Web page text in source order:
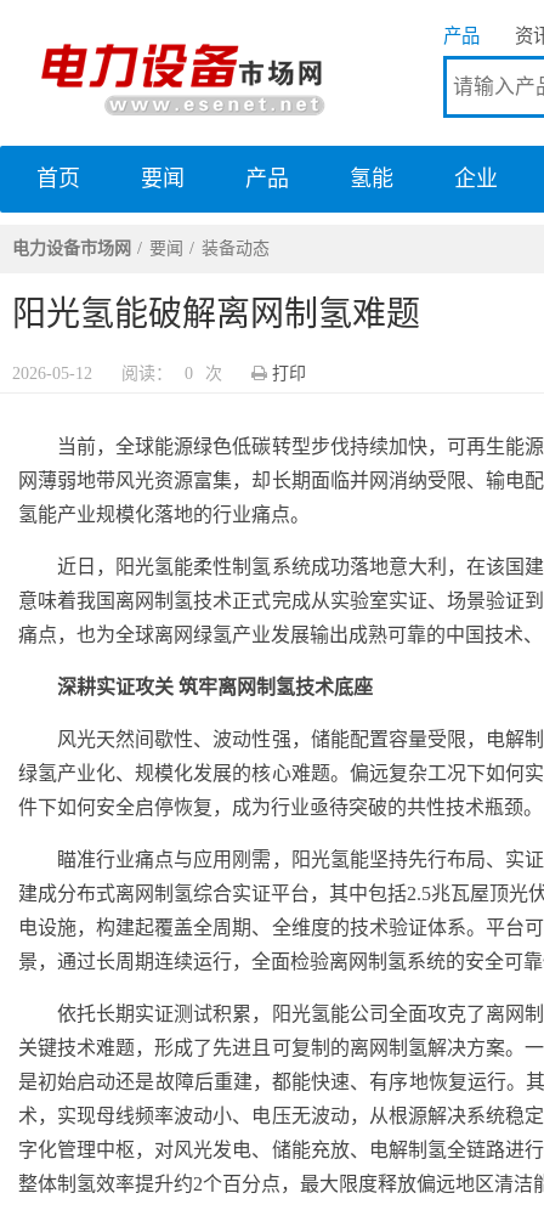
产品 资
首页 要闻 产品 氢能 企业
电力设备市场网 要闻 装备动态
阳光氢能破解离网制氢难题
2026-05-12 阅读： 0 次 打印
当前，全球能源绿色低碳转型步伐持续加快，可再生能
网薄弱地带风光资源富集，却长期面临并网消纳受限、输电
氢能产业规模化落地的行业痛点。
近日，阳光氢能柔性制氢系统成功落地意大利，在该国
意味着我国离网制氢技术正式完成从实验室实证、场景验证
痛点，也为全球离网绿氢产业发展输出成熟可靠的中国技术
深耕实证攻关 筑牢离网制氢技术底座
风光天然间歇性、波动性强，储能配置容量受限，电解
绿氢产业化、规模化发展的核心难题。偏远复杂工况下如何
件下如何安全启停恢复，成为行业亟待突破的共性技术瓶颈。
瞄准行业痛点与应用刚需，阳光氢能坚持先行布局、实
建成分布式离网制氢综合实证平台，其中包括2.5兆瓦屋顶
电设施，构建起覆盖全周期、全维度的技术验证体系。平台
景，通过长周期连续运行，全面检验离网制氢系统的安全可
依托长期实证测试积累，阳光氢能公司全面攻克了离网
关键技术难题，形成了先进且可复制的离网制氢解决方案。
是初始启动还是故障后重建，都能快速、有序地恢复运行。
术，实现母线频率波动小、电压无波动，从根源解决系统稳
字化管理中枢，对风光发电、储能充放、电解制氢全链路进
整体制氢效率提升约2个百分点，最大限度释放偏远地区清洁